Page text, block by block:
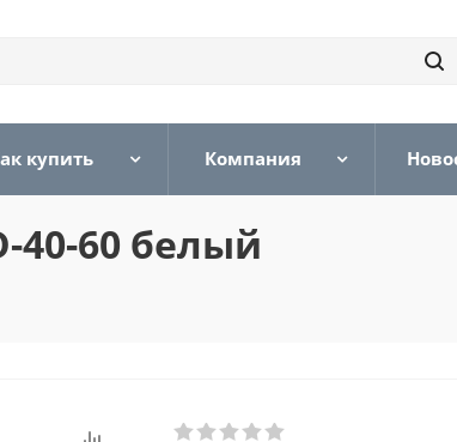
купить Компания
40-60 белый